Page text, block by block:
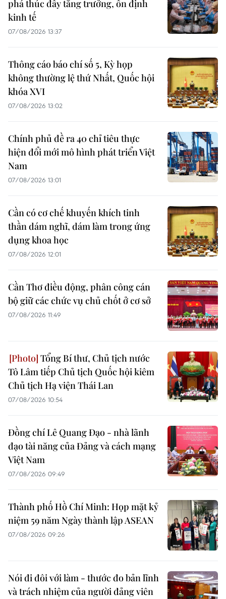
phá thúc đẩy tăng trưởng, ổn định
kinh tế
07/08/2026 13:37
Thông cáo báo chí số 5, Kỳ họp
không thường lệ thứ Nhất, Quốc hội
khóa XVI
07/08/2026 13:02
Chính phủ đề ra 40 chỉ tiêu thực
hiện đổi mới mô hình phát triển Việt
Nam
07/08/2026 13:01
Cần có cơ chế khuyến khích tinh
thần dám nghĩ, dám làm trong ứng
dụng khoa học
07/08/2026 12:01
Cần Thơ điều động, phân công cán
bộ giữ các chức vụ chủ chốt ở cơ sở
07/08/2026 11:49
Tổng Bí thư, Chủ tịch nước
Tô Lâm tiếp Chủ tịch Quốc hội kiêm
Chủ tịch Hạ viện Thái Lan
07/08/2026 10:54
Đồng chí Lê Quang Đạo - nhà lãnh
đạo tài năng của Đảng và cách mạng
Việt Nam
07/08/2026 09:49
Thành phố Hồ Chí Minh: Họp mặt kỷ
niệm 59 năm Ngày thành lập ASEAN
07/08/2026 09:26
Nói đi đôi với làm - thước đo bản lĩnh
và trách nhiệm của người đảng viên